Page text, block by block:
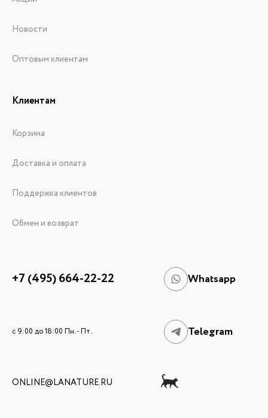
Новости
Оптовым клиентам
Клиентам
Корзина
Доставка и оплата
Поддержка клиентов
Обмен и возврат
+7 (495) 664-22-22 Whatsapp
c 9:00 до 18:00 Пн. - Пт. Telegram
ONLINE@LANATURE.RU